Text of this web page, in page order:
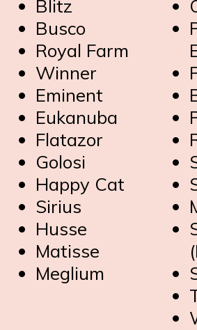
Blitz
Busco
Royal Farm
Winner
Eminent
Eukanuba
Flatazor
Golosi
Happy Cat
Sirius
Husse
Matisse
Meglium